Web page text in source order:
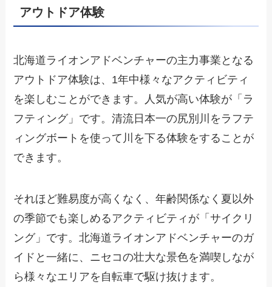
アウトドア体験
北海道ライオンアドベンチャーの主力事業となる
アウトドア体験は、1年中様々なアクティビティ
を楽しむことができます。人気が高い体験が「ラ
フティング」です。清流日本一の尻別川をラフテ
ィングボートを使って川を下る体験をすることが
できます。
それほど難易度が高くなく、年齢関係なく夏以外
の季節でも楽しめるアクティビティが「サイクリ
ング」です。北海道ライオンアドベンチャーのガ
イドと一緒に、ニセコの壮大な景色を満喫しなが
ら様々なエリアを自転車で駆け抜けます。